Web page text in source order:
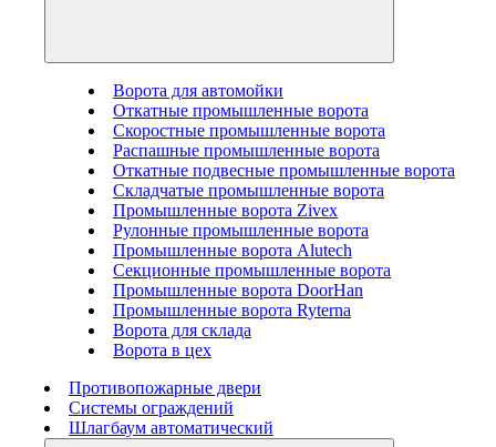
Ворота для автомойки
Откатные промышленные ворота
Скоростные промышленные ворота
Распашные промышленные ворота
Откатные подвесные промышленные ворота
Складчатые промышленные ворота
Промышленные ворота Zivex
Рулонные промышленные ворота
Промышленные ворота Alutech
Секционные промышленные ворота
Промышленные ворота DoorHan
Промышленные ворота Ryterna
Ворота для склада
Ворота в цех
Противопожарные двери
Системы ограждений
Шлагбаум автоматический